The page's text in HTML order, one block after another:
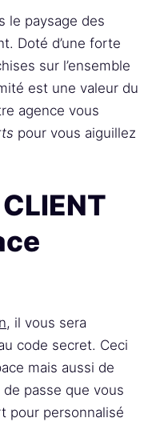
le paysage des
Doté d’une forte
sur l’ensemble
est une valeur du
agence vous
pour vous aiguillez
, il vous sera
code secret. Ceci
mais aussi de
passe que vous
pour personnalisé